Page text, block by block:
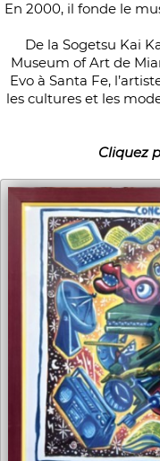
En 2000, il fonde le
De la Sogetsu Kai
Museum of Art de
Evo à Santa Fe,
les cultures et les
Cliquez